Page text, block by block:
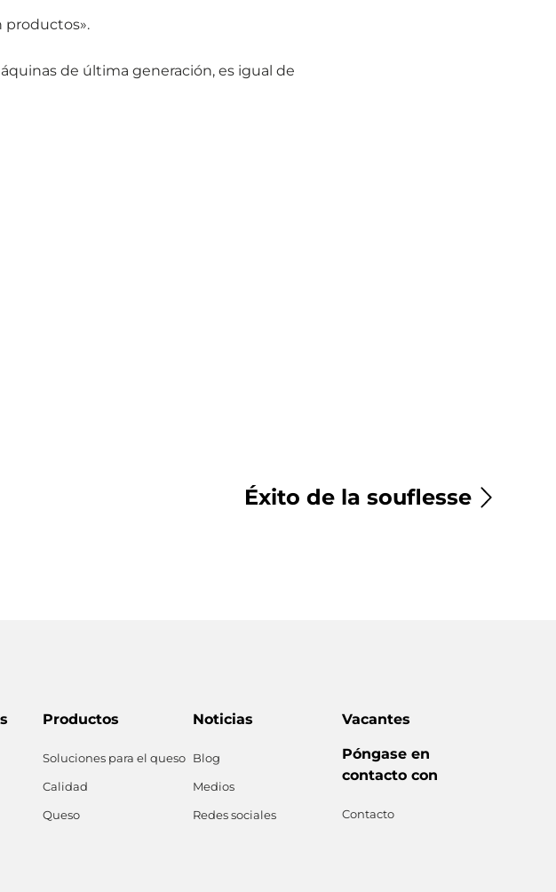
productos».
de última generación, es igual de
Éxito de la souflesse
Productos
Soluciones para el queso
Calidad
Queso
Noticias
Blog
Medios
Redes sociales
Vacantes
Póngase en
contacto con
Contacto